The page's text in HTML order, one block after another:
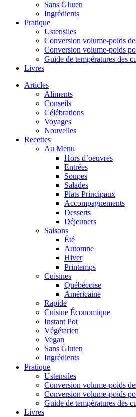
Sans Gluten
Ingrédients
Pratique
Ustensiles
Conversion volume-poids
Conversion volume-poids
Guide de températures des
Livres
Articles
Aliments
Conseils
Célébrations
Voyages
Nouvelles
Recettes
Au Menu
Hors d’oeuvres
Entrées
Soupes
Salades
Plats Principaux
Accompagnements
Desserts
Déjeuners
Saisons
Été
Automne
Hiver
Printemps
Cuisines
Québécoise
Américaine
Rapide
Cuisine Économique
Instant Pot
Végétarien
Vegan
Sans Gluten
Ingrédients
Pratique
Ustensiles
Conversion volume-poids
Conversion volume-poids
Guide de températures des
Livres